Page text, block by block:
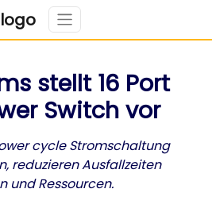
stellt 16 Port
Switch vor
cycle Stromschaltung
reduzieren Ausfallzeiten
und Ressourcen.